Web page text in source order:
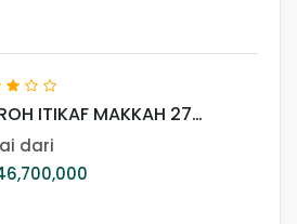
ITIKAF MAKKAH 27
dari